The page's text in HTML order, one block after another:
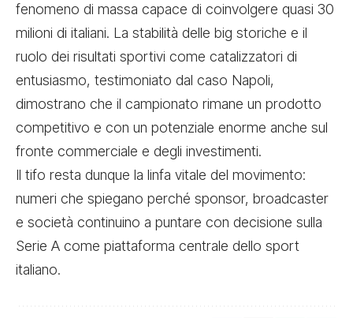
fenomeno di massa capace di coinvolgere quasi 30
milioni di italiani. La stabilità delle big storiche e il
ruolo dei risultati sportivi come catalizzatori di
entusiasmo, testimoniato dal caso Napoli,
dimostrano che il campionato rimane un prodotto
competitivo e con un potenziale enorme anche sul
fronte commerciale e degli investimenti.
Il tifo resta dunque la linfa vitale del movimento:
numeri che spiegano perché sponsor, broadcaster
e società continuino a puntare con decisione sulla
Serie A come piattaforma centrale dello sport
italiano.